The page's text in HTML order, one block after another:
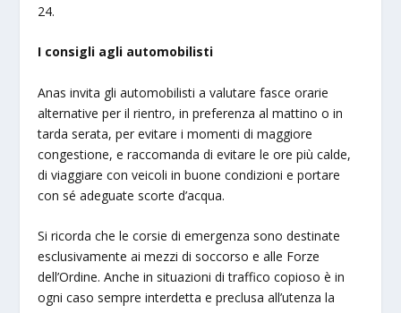
24.
I consigli agli automobilisti
Anas invita gli automobilisti a valutare fasce orarie
alternative per il rientro, in preferenza al mattino o in
tarda serata, per evitare i momenti di maggiore
congestione, e raccomanda di evitare le ore più calde,
di viaggiare con veicoli in buone condizioni e portare
con sé adeguate scorte d’acqua.
Si ricorda che le corsie di emergenza sono destinate
esclusivamente ai mezzi di soccorso e alle Forze
dell’Ordine. Anche in situazioni di traffico copioso è in
ogni caso sempre interdetta e preclusa all’utenza la